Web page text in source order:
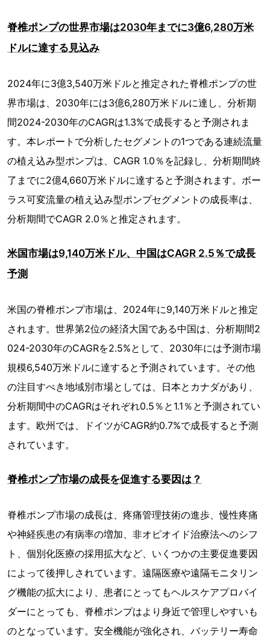
脊椎ポンプの世界市場は2030年までに3億6,280万米
ドルに達する見込み
2024年に3億3,540万米ドルと推定された脊椎ポンプの世
界市場は、2030年には3億6,280万米ドルに達し、分析期
間2024-2030年のCAGRは1.3%で成長すると予測されま
す。本レポートで分析したセグメントの1つである連続流量
の植え込み型ポンプは、CAGR 1.0％を記録し、分析期間終
了までに2億4,660万米ドルに達すると予測されます。ボー
ラス可変流量の植え込み型ポンプセグメントの成長率は、
分析期間でCAGR 2.0％と推定されます。
米国市場は9,140万米ドル、中国はCAGR 2.5％で成長
予測
米国の脊椎ポンプ市場は、2024年に9,140万米ドルと推定
されます。世界第2位の経済大国である中国は、分析期間2
024-2030年のCAGRを2.5%として、2030年には予測市場
規模6,540万米ドルに達すると予測されています。その他
の注目すべき地域別市場としては、日本とカナダがあり、
分析期間中のCAGRはそれぞれ0.5％と1.1％と予測されてい
ます。欧州では、ドイツがCAGR約0.7%で成長すると予測
されています。
脊椎ポンプ市場の成長を促進する要因は？
脊椎ポンプ市場の成長は、疼痛管理技術の進歩、慢性疼痛
や神経疾患の有病率の増加、非オピオイド治療法へのシフ
ト、個別化医療の採用拡大など、いくつかの主要促進要因
によって後押しされています。遠隔医療や遠隔モニタリン
グ機能の拡大により、患者にとってもヘルスケアプロバイ
ダーにとっても、脊椎ポンプはより身近で管理しやすいも
のとなっています。安全機能が強化され、バッテリー寿命